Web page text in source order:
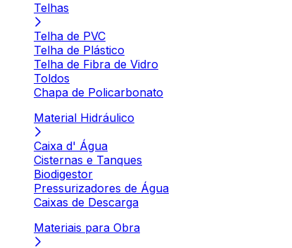
Telhas
Telha de PVC
Telha de Plástico
Telha de Fibra de Vidro
Toldos
Chapa de Policarbonato
Material Hidráulico
Caixa d' Água
Cisternas e Tanques
Biodigestor
Pressurizadores de Água
Caixas de Descarga
Materiais para Obra